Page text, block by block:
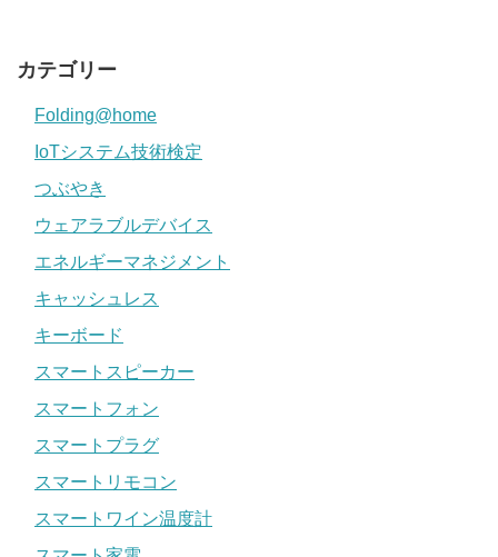
カテゴリー
Folding@home
IoTシステム技術検定
つぶやき
ウェアラブルデバイス
エネルギーマネジメント
キャッシュレス
キーボード
スマートスピーカー
スマートフォン
スマートプラグ
スマートリモコン
スマートワイン温度計